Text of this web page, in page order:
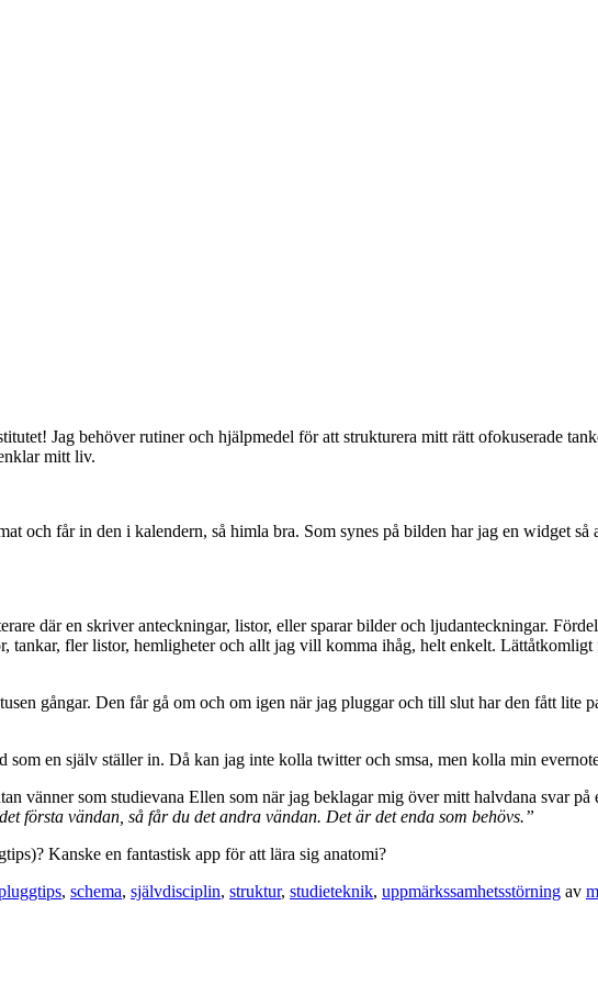
Jag behöver rutiner och hjälpmedel för att strukturera mitt rätt ofokuserade
mitt liv.
och får in den i kalendern, så himla bra. Som synes på bilden har jag en widget
där en skriver anteckningar, listor, eller sparar bilder och ljudanteckningar.
tankar, fler listor, hemligheter och allt jag vill komma ihåg, helt enkelt.
gångar. Den får gå om och om igen när jag pluggar och till slut har den fått lite
som en själv ställer in. Då kan jag inte kolla twitter och smsa, men kolla min
vänner som studievana Ellen som när jag beklagar mig över mitt halvdana svar på
första vändan, så får du det andra vändan. Det är det enda som behövs.”
Kanske en fantastisk app för att lära sig anatomi?
, schema, självdisciplin, struktur, studieteknik, uppmärkssamhetsstörning av